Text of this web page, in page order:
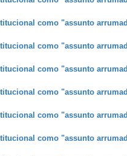
como "assunto
como "assunto
como "assunto
como "assunto
como "assunto
como "assunto